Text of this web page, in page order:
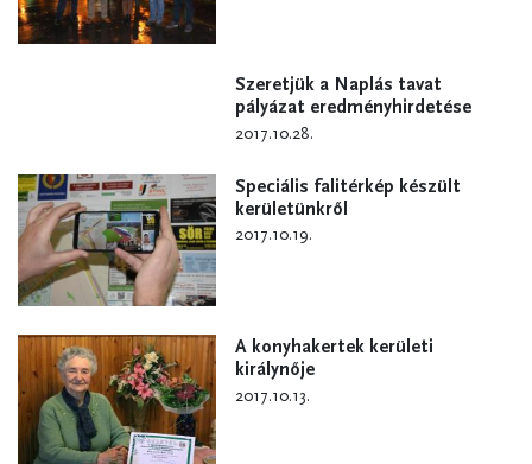
Szeretjük a Naplás tavat
pályázat eredményhirdetése
2017.10.28.
Speciális falitérkép készült
kerületünkről
2017.10.19.
A konyhakertek kerületi
királynője
2017.10.13.